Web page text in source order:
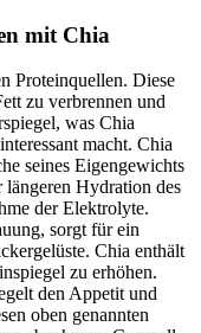
mit Chia
Proteinquellen. Diese
zu verbrennen und
was Chia
macht. Chia
seines Eigengewichts
längeren Hydration des
der Elektrolyte.
sorgt für ein
Chia enthält
zu erhöhen.
den Appetit und
oben genannten